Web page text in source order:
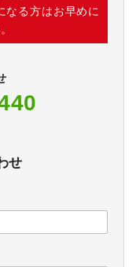
なる方はお早めに
せ